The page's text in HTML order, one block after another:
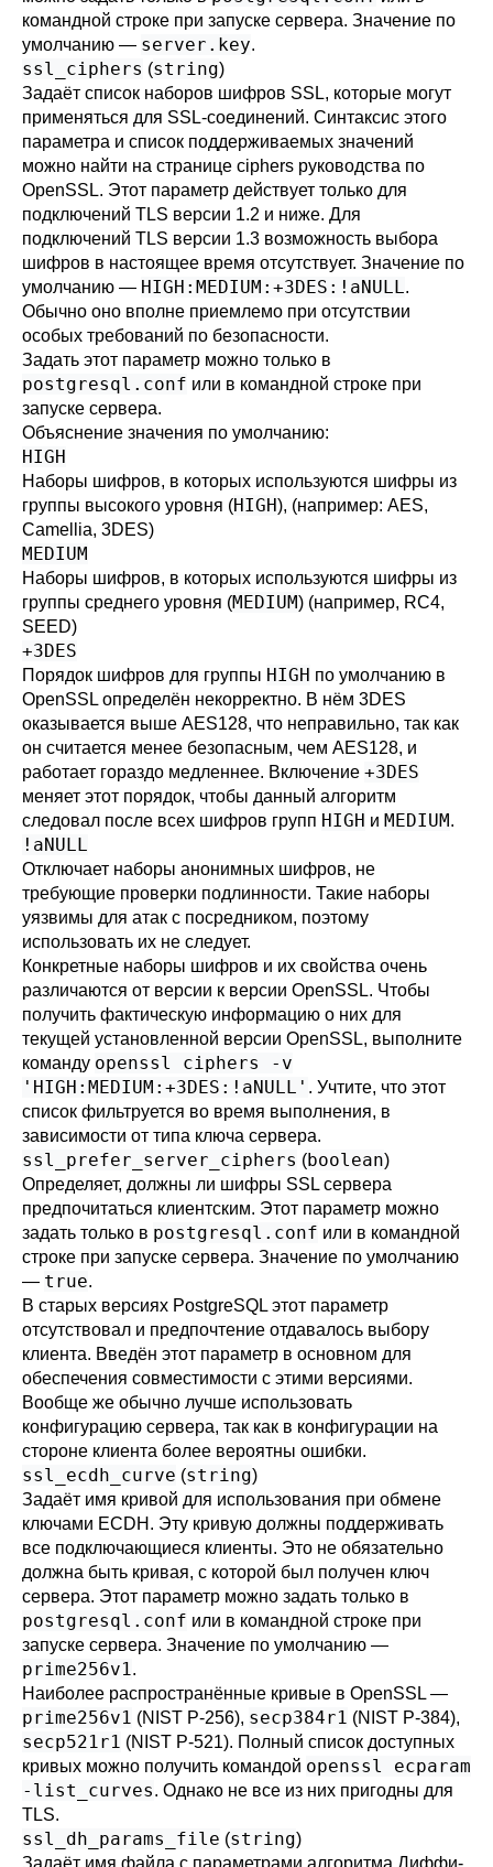
командной строке при запуске сервера. Значение по
умолчанию — server.key.
ssl_ciphers (string)
Задаёт список наборов шифров SSL, которые могут
применяться для SSL-соединений. Синтаксис этого
параметра и список поддерживаемых значений
можно найти на странице ciphers руководства по
OpenSSL. Этот параметр действует только для
подключений TLS версии 1.2 и ниже. Для
подключений TLS версии 1.3 возможность выбора
шифров в настоящее время отсутствует. Значение по
умолчанию — HIGH:MEDIUM:+3DES:!aNULL.
Обычно оно вполне приемлемо при отсутствии
особых требований по безопасности.
Задать этот параметр можно только в
postgresql.conf или в командной строке при
запуске сервера.
Объяснение значения по умолчанию:
HIGH
Наборы шифров, в которых используются шифры из
группы высокого уровня (HIGH), (например: AES,
Camellia, 3DES)
MEDIUM
Наборы шифров, в которых используются шифры из
группы среднего уровня (MEDIUM) (например, RC4,
SEED)
+3DES
Порядок шифров для группы HIGH по умолчанию в
OpenSSL определён некорректно. В нём 3DES
оказывается выше AES128, что неправильно, так как
он считается менее безопасным, чем AES128, и
работает гораздо медленнее. Включение +3DES
меняет этот порядок, чтобы данный алгоритм
следовал после всех шифров групп HIGH и MEDIUM.
!aNULL
Отключает наборы анонимных шифров, не
требующие проверки подлинности. Такие наборы
уязвимы для атак с посредником, поэтому
использовать их не следует.
Конкретные наборы шифров и их свойства очень
различаются от версии к версии OpenSSL. Чтобы
получить фактическую информацию о них для
текущей установленной версии OpenSSL, выполните
команду openssl ciphers -v
'HIGH:MEDIUM:+3DES:!aNULL' . Учтите, что этот
список фильтруется во время выполнения, в
зависимости от типа ключа сервера.
ssl_prefer_server_ciphers (boolean)
Определяет, должны ли шифры SSL сервера
предпочитаться клиентским. Этот параметр можно
задать только в postgresql.conf или в командной
строке при запуске сервера. Значение по умолчанию
— true.
В старых версиях PostgreSQL этот параметр
отсутствовал и предпочтение отдавалось выбору
клиента. Введён этот параметр в основном для
обеспечения совместимости с этими версиями.
Вообще же обычно лучше использовать
конфигурацию сервера, так как в конфигурации на
стороне клиента более вероятны ошибки.
ssl_ecdh_curve (string)
Задаёт имя кривой для использования при обмене
ключами ECDH . Эту кривую должны поддерживать
все подключающиеся клиенты. Это не обязательно
должна быть кривая, с которой был получен ключ
сервера. Этот параметр можно задать только в
postgresql.conf или в командной строке при
запуске сервера. Значение по умолчанию —
prime256v1.
Наиболее распространённые кривые в OpenSSL —
prime256v1 (NIST P-256), secp384r1 (NIST P-384),
secp521r1 (NIST P-521). Полный список доступных
кривых можно получить командой openssl ecparam
-list_curves. Однако не все из них пригодны для
TLS.
ssl_dh_params_file (string)
Задаёт имя файла с параметрами алгоритма Диффи-